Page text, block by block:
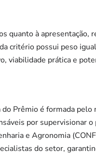
quanto à
critério possui peso
viabilidade prática e
Prêmio é formada
por supervisionar
e Agronomia
do setor,